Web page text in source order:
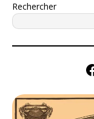
Rechercher